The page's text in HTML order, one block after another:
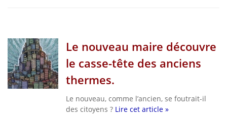
Le nouveau maire découvre
le casse-tête des anciens
thermes.
Le nouveau, comme l’ancien, se foutrait-il
des citoyens ? Lire cet article »